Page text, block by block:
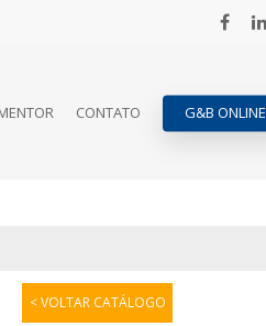
CONTATO G&B ONLINE
< VOLTAR CATÁLOGO